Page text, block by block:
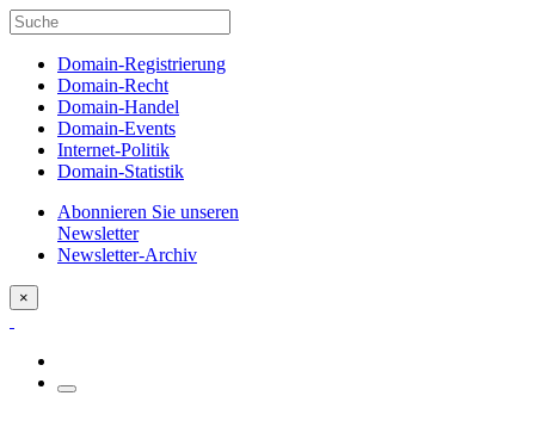
Domain-Registrierung
Domain-Recht
Domain-Handel
Domain-Events
Internet-Politik
Domain-Statistik
Abonnieren Sie unseren
Newsletter
Newsletter-Archiv
×